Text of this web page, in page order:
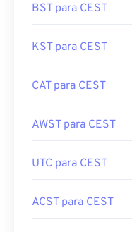
BST para CEST
KST para CEST
CAT para CEST
AWST para CEST
UTC para CEST
ACST para CEST